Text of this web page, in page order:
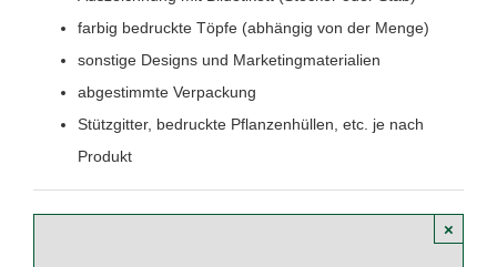
farbig bedruckte Töpfe (abhängig von der Menge)
sonstige Designs und Marketingmaterialien
abgestimmte Verpackung
Stützgitter, bedruckte Pflanzenhüllen, etc. je nach
Produkt
×